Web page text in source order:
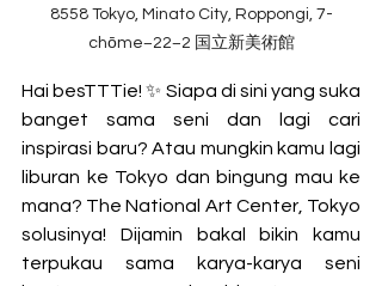
8558 Tokyo, Minato City, Roppongi, 7-
chōme−22−2 国立新美術館
Hai besTTTie! ✨ Siapa di sini yang suka
banget sama seni dan lagi cari
inspirasi baru? Atau mungkin kamu lagi
liburan ke Tokyo dan bingung mau ke
mana? The National Art Center, Tokyo
solusinya! Dijamin bakal bikin kamu
terpukau sama karya-karya seni